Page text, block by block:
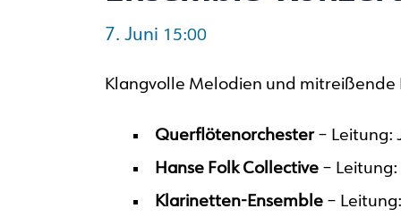
7. Juni 15:00
Klangvolle Melodien und mitreißende
Querflötenorchester– Leitung:
Hanse Folk Collective –
Klarinetten-Ensemble –